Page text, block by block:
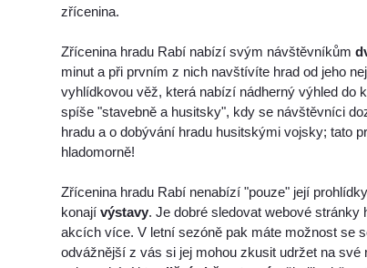
zřícenina.
Zřícenina hradu Rabí nabízí svým návštěvníkům
minut a při prvním z nich navštívíte hrad od jeho
vyhlídkovou věž, která nabízí nádherný výhled do
spíše "stavebně a husitsky", kdy se návštěvníci
hradu a o dobývání hradu husitskými vojsky; tato
hladomorně!
Zřícenina hradu Rabí nenabízí "pouze" její
konajívýstavy. Je dobré sledovat webové stránky
akcích více. V letní sezóně pak máte možnost se
odvážnější z vás si jej mohou zkusit udržet na své